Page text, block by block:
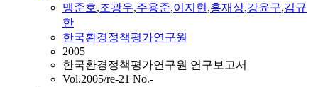
맹준호,조광우,주용준,이지현,홍재상,강윤구,김규
한
한국환경정책평가연구원
2005
한국환경정책평가연구원 연구보고서
Vol.2005/re-21 No.-